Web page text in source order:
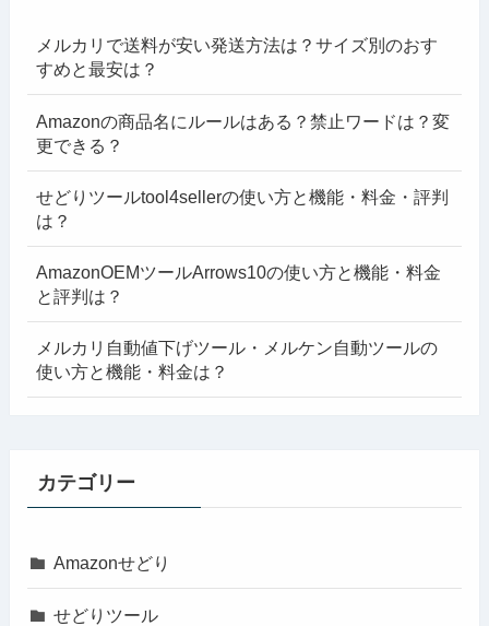
メルカリで送料が安い発送方法は？サイズ別のおす
すめと最安は？
Amazonの商品名にルールはある？禁止ワードは？変
更できる？
せどりツールtool4sellerの使い方と機能・料金・評判
は？
AmazonOEMツールArrows10の使い方と機能・料金
と評判は？
メルカリ自動値下げツール・メルケン自動ツールの
使い方と機能・料金は？
カテゴリー
Amazonせどり
せどりツール